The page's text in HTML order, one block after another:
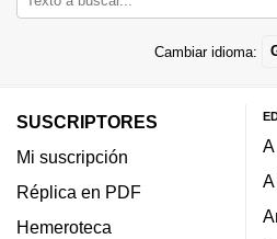
Cambiar idioma:
SUSCRIPTORES
Mi suscripción
Réplica en PDF
Hemeroteca